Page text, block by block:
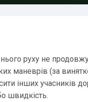
руху не
маневрів (за
інших учасників
швидкість.